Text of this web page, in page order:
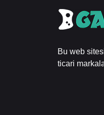
Bu web
ticari